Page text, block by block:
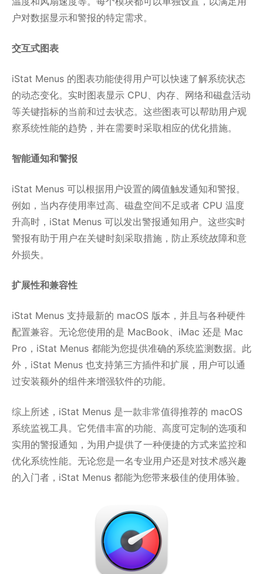
户对数据显示和警报的特定需求。
交互式图表
iStat Menus 的图表功能使得用户可以快速了解系统状态
的动态变化。实时图表显示 CPU、内存、网络和磁盘活动
等关键指标的当前和过去状态。这些图表可以帮助用户观
察系统性能的趋势，并在需要时采取相应的优化措施。
智能通知和警报
iStat Menus 可以根据用户设置的阈值触发通知和警报。
例如，当内存使用率过高、磁盘空间不足或者 CPU 温度
升高时，iStat Menus 可以发出警报通知用户。这些实时
警报有助于用户在关键时刻采取措施，防止系统故障和意
外损失。
扩展性和兼容性
iStat Menus 支持最新的 macOS 版本，并且与各种硬件
配置兼容。无论您使用的是 MacBook、iMac 还是 Mac
Pro，iStat Menus 都能为您提供准确的系统监测数据。此
外，iStat Menus 也支持第三方插件和扩展，用户可以通
过安装额外的组件来增强软件的功能。
综上所述，iStat Menus 是一款非常值得推荐的 macOS
系统监视工具。它凭借丰富的功能、高度可定制的选项和
实用的警报通知，为用户提供了一种便捷的方式来监控和
优化系统性能。无论您是一名专业用户还是对技术感兴趣
的入门者，iStat Menus 都能为您带来极佳的使用体验。